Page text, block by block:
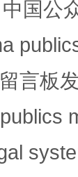
国公
言板